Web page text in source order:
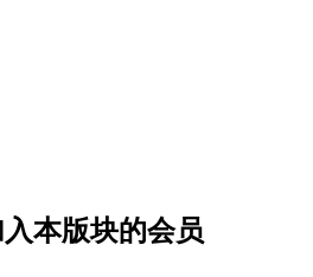
本版块的会员